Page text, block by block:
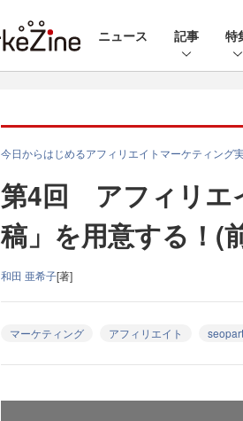
ニュース 記事 特
今日からはじめるアフィリエイトマーケティング
第4回 アフィリエ
稿」を用意する！(
和田 亜希子[著]
マーケティング アフィリエイト